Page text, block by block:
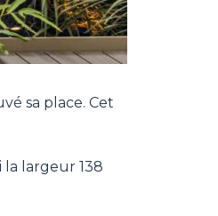
sa place. Cet
la largeur 138